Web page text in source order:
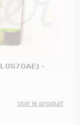
-
Voir le produit